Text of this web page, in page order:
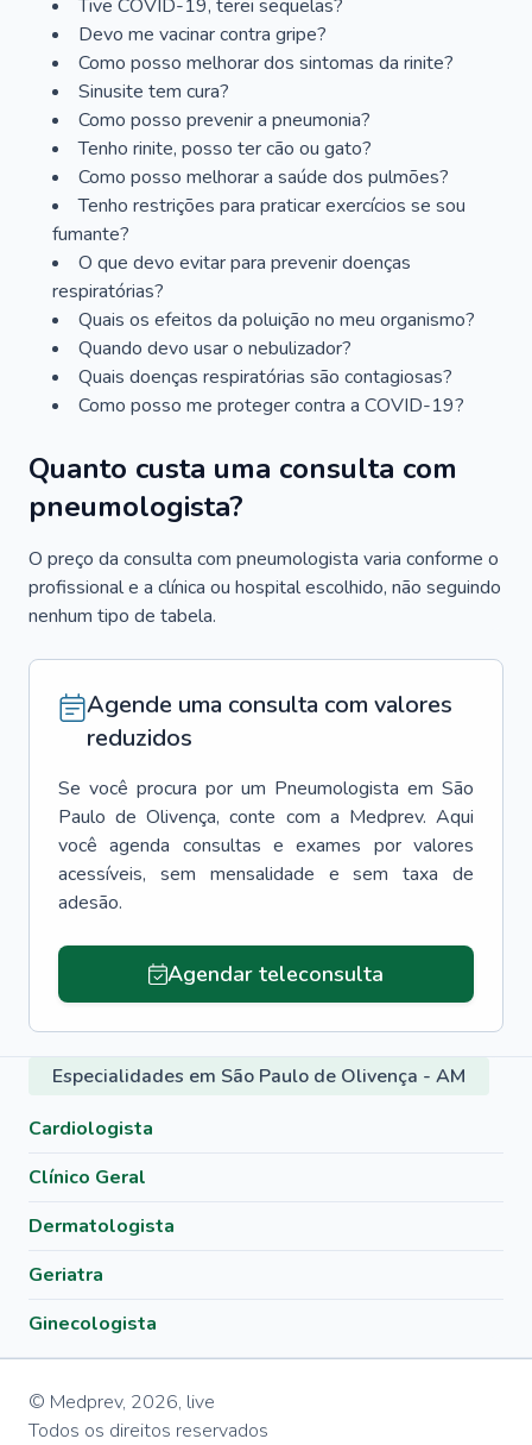
Tive COVID-19, terei sequelas?
Devo me vacinar contra gripe?
Como posso melhorar dos sintomas da rinite?
Sinusite tem cura?
Como posso prevenir a pneumonia?
Tenho rinite, posso ter cão ou gato?
Como posso melhorar a saúde dos pulmões?
Tenho restrições para praticar exercícios se sou
fumante?
O que devo evitar para prevenir doenças
respiratórias?
Quais os efeitos da poluição no meu organismo?
Quando devo usar o nebulizador?
Quais doenças respiratórias são contagiosas?
Como posso me proteger contra a COVID-19?
Quanto custa uma consulta com
pneumologista?
O preço da consulta com pneumologista varia conforme o
profissional e a clínica ou hospital escolhido, não seguindo
nenhum tipo de tabela.
Agende uma consulta com valores
reduzidos
Se você procura por um Pneumologista em São
Paulo de Olivença, conte com a Medprev. Aqui
você agenda consultas e exames por valores
acessíveis, sem mensalidade e sem taxa de
adesão.
Agendar teleconsulta
Especialidades em São Paulo de Olivença - AM
Cardiologista
Clínico Geral
Dermatologista
Geriatra
Ginecologista
© Medprev, 2026, live
Todos os direitos reservados